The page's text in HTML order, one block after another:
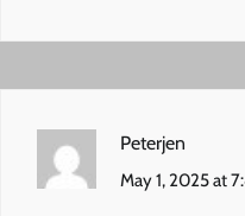
Peterjen
May 1, 2025 at